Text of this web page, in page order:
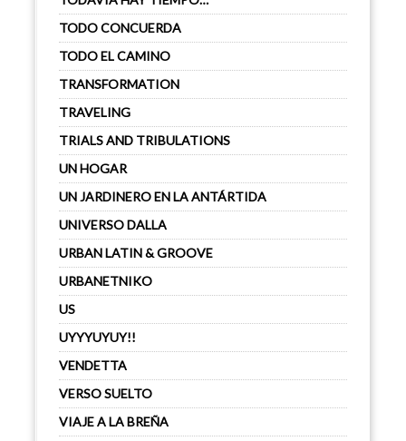
TODO CONCUERDA
TODO EL CAMINO
TRANSFORMATION
TRAVELING
TRIALS AND TRIBULATIONS
UN HOGAR
UN JARDINERO EN LA ANTÁRTIDA
UNIVERSO DALLA
URBAN LATIN & GROOVE
URBANETNIKO
US
UYYYUYUY!!
VENDETTA
VERSO SUELTO
VIAJE A LA BREÑA